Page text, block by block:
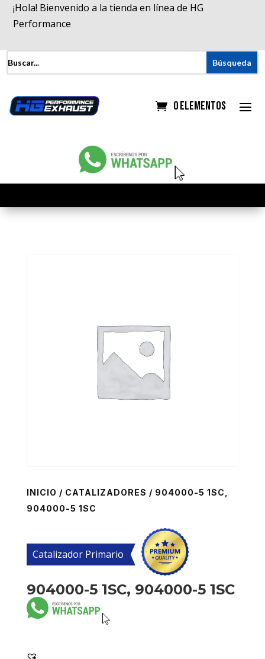
¡Hola! Bienvenido a la tienda en línea de HG
Performance
0 elementos
INICIO / CATALIZADORES / 904000-5 1SC,
904000-5 1SC
Catalizador Primario
904000-5 1SC, 904000-5 1SC